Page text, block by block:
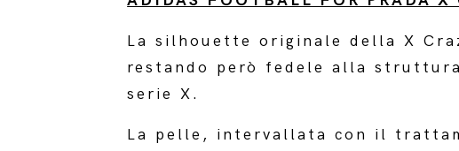
La silhouette originale della X
restando però fedele alla
serie X.
La pelle, intervallata con il